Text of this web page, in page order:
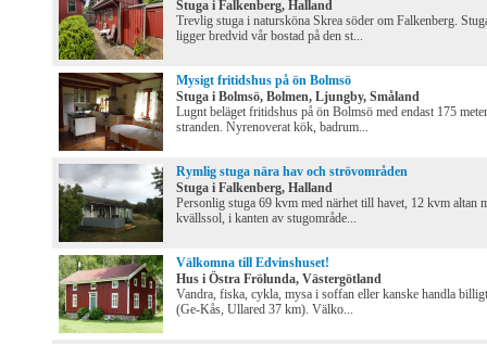
Stuga i Falkenberg, Halland
Trevlig stuga i natursköna Skrea söder om Falkenberg.
ligger bredvid vår bostad på den st...
Mysigt fritidshus på ön Bolmsö
Stuga i Bolmsö, Bolmen, Ljungby, Småland
Lugnt beläget fritidshus på ön Bolmsö med endast 175
stranden. Nyrenoverat kök, badrum...
Rymlig stuga nära hav och strövområden
Stuga i Falkenberg, Halland
Personlig stuga 69 kvm med närhet till havet, 12 kvm altan
kvällssol, i kanten av stugområde...
Välkomna till Edvinshuset!
Hus i Östra Frölunda, Västergötland
Vandra, fiska, cykla, mysa i soffan eller kanske handla billigt
(Ge-Kås, Ullared 37 km). Välko...